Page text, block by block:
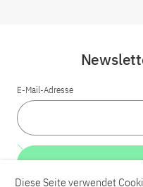
E-Mail-Adresse
Diese Seite verwendet